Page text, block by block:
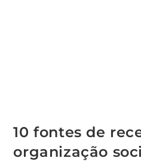
10 fontes de
organização